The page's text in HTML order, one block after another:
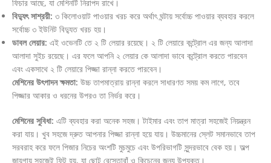
ফিচার আছে, যা মেশিনটি নিরাপদ রাখে।
বিদ্যুৎ সাশ্রয়ী: ৩ কিলোওয়াট পাওয়ার খরচ করে অর্থাৎ ঘন্টায় সর্বোচ্চ পাওয়ার ব্যবহার করলে
সর্বোচ্চ ৩ ইউনিট বিদ্যুত খরচ হয়।
ডাবল লেয়ার: এই ওভেনটি তে ২ টি লেয়ার রয়েছে। ২ টি লেয়ারে কন্ট্রোল এর জন্য আলাদা
আলাদা সুইচ রয়েছে। এর ফলে আপনি ২ লেয়ার কে আলাদা ভাবে কন্ট্রোল করতে পারবেন
এবং একসাথে ২ টি লেয়ারে পিজ্জা রান্না করতে পারবেন।
মেশিনের উৎপাদন ক্ষমতা: উচ্চ তাপমাত্রায় রান্না করলে সাধারণত সময় কম লাগে, তবে
পিজ্জার আকার ও ধরনের উপরও তা নির্ভর করে।
মেশিনের সুবিধা: এটি ব্যবহার করা অনেক সহজ। টাইমার এবং তাপ মাত্রা সহজেই নিয়ন্ত্রন
করা যায়। খুব সহজে দ্রুত আপনার পিজ্জা রান্না হয়ে যায়। উচ্চমানের স্লেট সমানভাবে তাপ
সরবরাহ করে ফলে পিজার নিচের অংশটি মুচমুচে এবং উপরিভাগটি সুন্দরভাবে বেক হয়। অল্প
জায়গায় সহজেই ফিট হয়, যা ছোট রেস্তোরাঁ ও কিচেনের জন্য উপযুক্ত।